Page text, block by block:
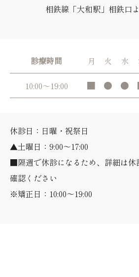
相鉄線「大和駅」相鉄口
診療時間 月 火 水
10:00～19:00 ■ ● ●
休診日：日曜・祝祭日
▲土曜日：9:00～17:00
■隔週で休診になるため、詳細は休
確認ください
※矯正日：10:00～19:00